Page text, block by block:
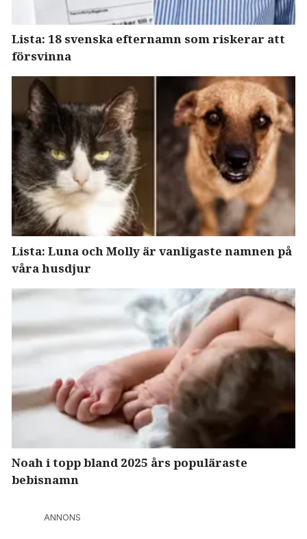
Lista: 18 svenska efternamn som riskerar att
försvinna
Lista: Luna och Molly är vanligaste namnen på
våra husdjur
Noah i topp bland 2025 års populäraste
bebisnamn
ANNONS